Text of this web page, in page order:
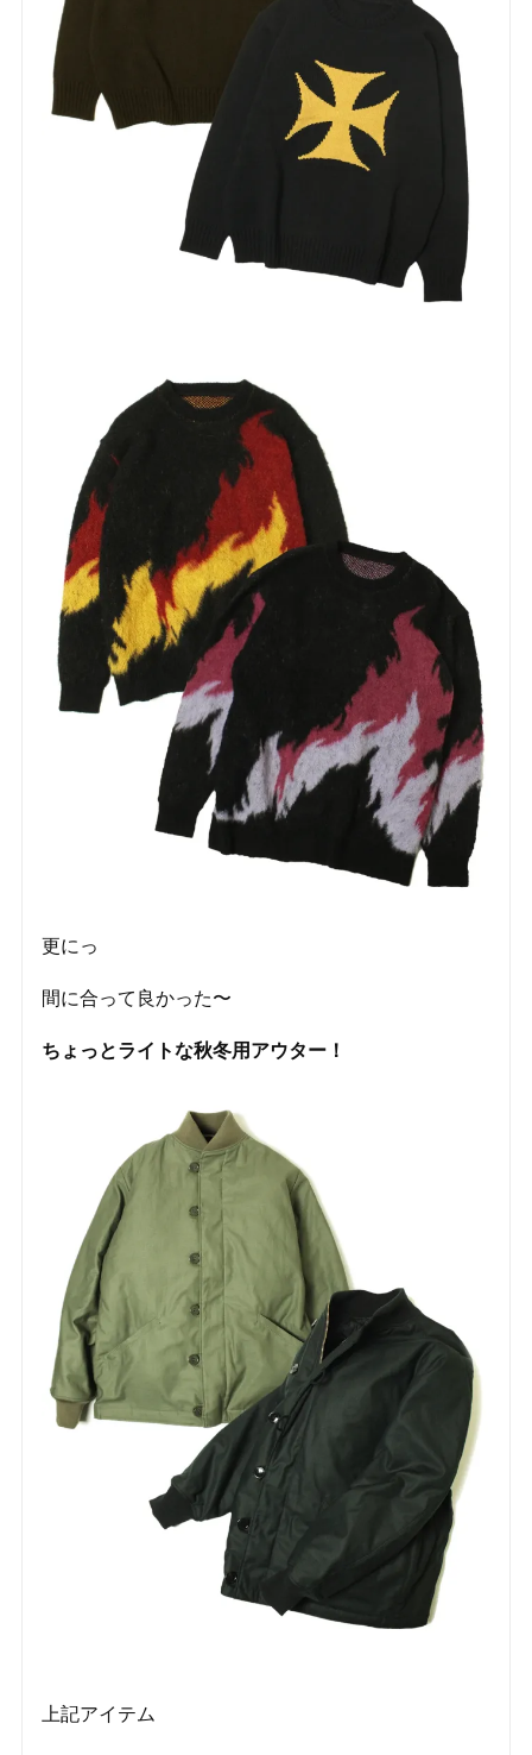
更にっ
間に合って良かった〜
ちょっとライトな秋冬用アウター！
上記アイテム